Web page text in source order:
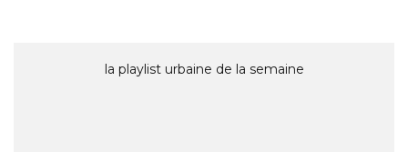
la playlist urbaine de la semaine